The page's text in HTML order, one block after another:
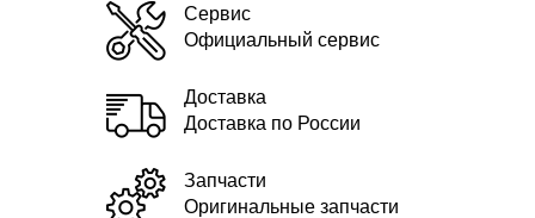
Сервис
Официальный сервис
Доставка
Доставка по России
Запчасти
Оригинальные запчасти